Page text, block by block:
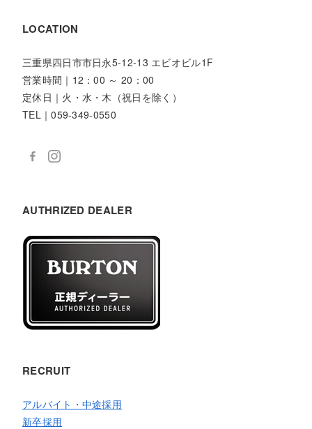
LOCATION
三重県四日市市日永5-12-13 エビオビル1F
営業時間｜12：00 ～ 20：00
定休日｜火・水・木（祝日を除く）
TEL｜059-349-0550
AUTHRIZED DEALER
RECRUIT
アルバイト・中途採用
新卒採用